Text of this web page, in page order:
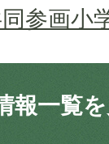
参画小
報一覧